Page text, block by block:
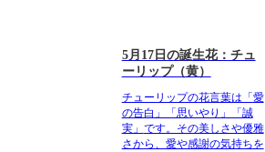
5月17日の誕生花：チュ
ーリップ（黄）
チューリップの花言葉は「愛
の告白」「思いやり」「誠
実」 です。その美しさや優雅
さから、愛や感謝の気持ちを